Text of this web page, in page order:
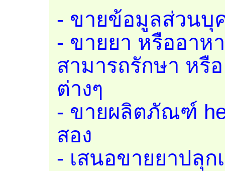
- ขายข้อมูลส่วนบุ
- ขายยา หรืออาห
สามารถรักษา หรื
ต่างๆ
- ขายผลิตภัณฑ์
สอง
- เสนอขายยาปลุก